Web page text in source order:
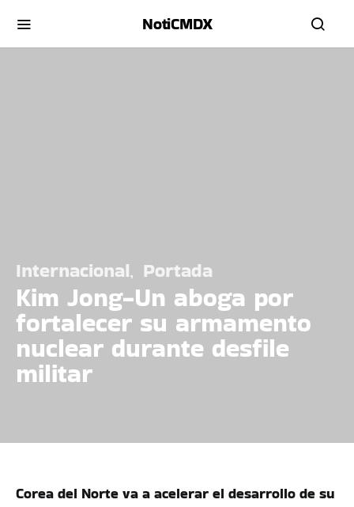
NotiCMDX
Internacional Portada
Kim Jong-Un aboga por
fortalecer su armamento
nuclear durante desfile
militar
Corea del Norte va a acelerar el desarrollo de su